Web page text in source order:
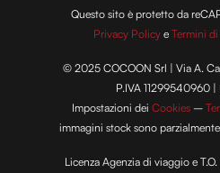
Questo sito è protetto da
Privacy Policy eTermini
© 2025 COCOON Srl | Via A.
P.IVA 11299540960
Impostazioni deiCookies –
immagini stock sono
Licenza Agenzia di viaggio e